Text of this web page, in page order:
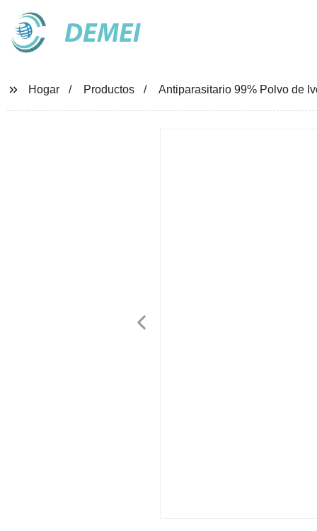
DEMEI
Hogar Productos Antiparasitario 99% Polvo de